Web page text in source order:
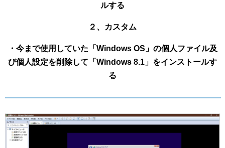
ルする
２、カスタム
・今まで使用していた「Windows OS」の個人ファイル及
び個人設定を削除して「Windows 8.1」をインストールす
る